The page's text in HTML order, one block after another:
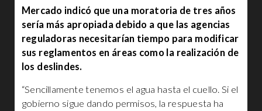
Mercado indicó que una moratoria de tres años
sería más apropiada debido a que las agencias
reguladoras necesitarían tiempo para modificar
sus reglamentos en áreas como la realización de
los deslindes.
“Sencillamente tenemos el agua hasta el cuello. Si el
gobierno sigue dando permisos, la respuesta ha